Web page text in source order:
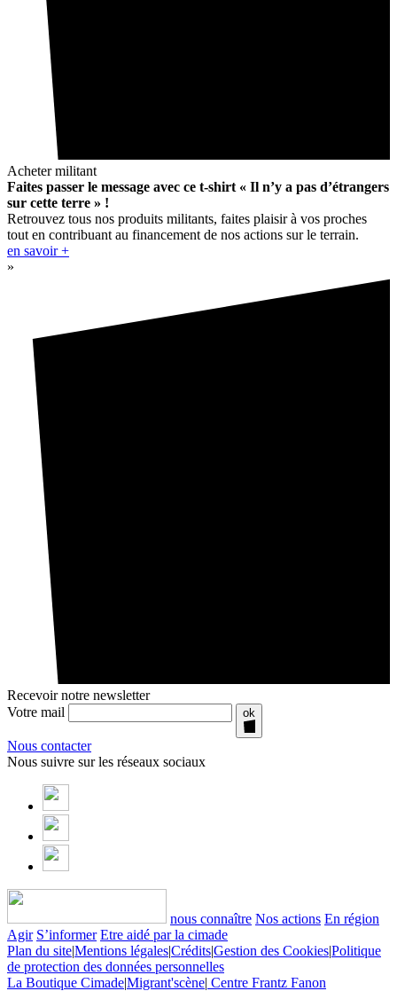
Acheter militant
Faites passer le message avec ce t-shirt « Il n’y a pas d’étrangers
sur cette terre » !
Retrouvez tous nos produits militants, faites plaisir à vos proches
tout en contribuant au financement de nos actions sur le terrain.
en savoir +
»
Recevoir notre newsletter
Votre mail
ok
Nous contacter
Nous suivre sur les réseaux sociaux
nous connaître Nos actions En région
Agir S’informer Etre aidé par la cimade
Plan du site|Mentions légales|Crédits|Gestion des Cookies|Politique
de protection des données personnelles
La Boutique Cimade|Migrant'scène| Centre Frantz Fanon